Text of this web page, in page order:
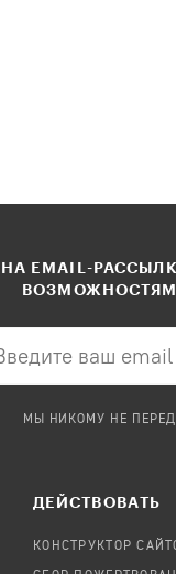
EMAIL-
МЫ НИКОМУ НЕ
ДЕЙСТВОВАТЬ
КОНСТРУКТОР